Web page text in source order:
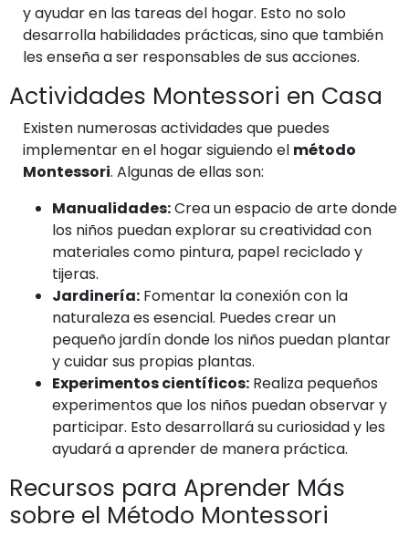
y ayudar en las tareas del hogar. Esto no solo
desarrolla habilidades prácticas, sino que también
les enseña a ser responsables de sus acciones.
Actividades Montessori en Casa
Existen numerosas actividades que puedes
implementar en el hogar siguiendo el método
Montessori. Algunas de ellas son:
Manualidades:Crea un espacio de arte donde
los niños puedan explorar su creatividad con
materiales como pintura, papel reciclado y
tijeras.
Jardinería: Fomentar la conexión con la
naturaleza es esencial. Puedes crear un
pequeño jardín donde los niños puedan plantar
y cuidar sus propias plantas.
Experimentos científicos: Realiza pequeños
experimentos que los niños puedan observar y
participar. Esto desarrollará su curiosidad y les
ayudará a aprender de manera práctica.
Recursos para Aprender Más
sobre el Método Montessori